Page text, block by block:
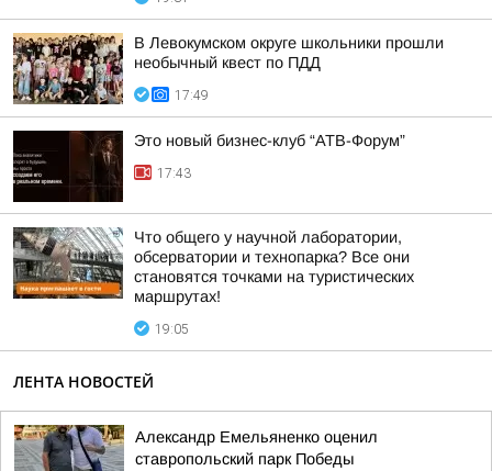
В Левокумском округе школьники прошли
необычный квест по ПДД
17:49
Это новый бизнес-клуб “АТВ-Форум”
17:43
Что общего у научной лаборатории,
обсерватории и технопарка? Все они
становятся точками на туристических
маршрутах!
19:05
ЛЕНТА НОВОСТЕЙ
Александр Емельяненко оценил
ставропольский парк Победы